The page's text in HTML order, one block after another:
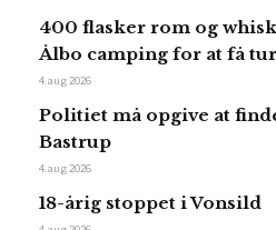
400 flasker rom og
Ålbo camping for at få
4. aug 2026
Politiet må opgive at
Bastrup
4. aug 2026
18-årig stoppet i Vonsild